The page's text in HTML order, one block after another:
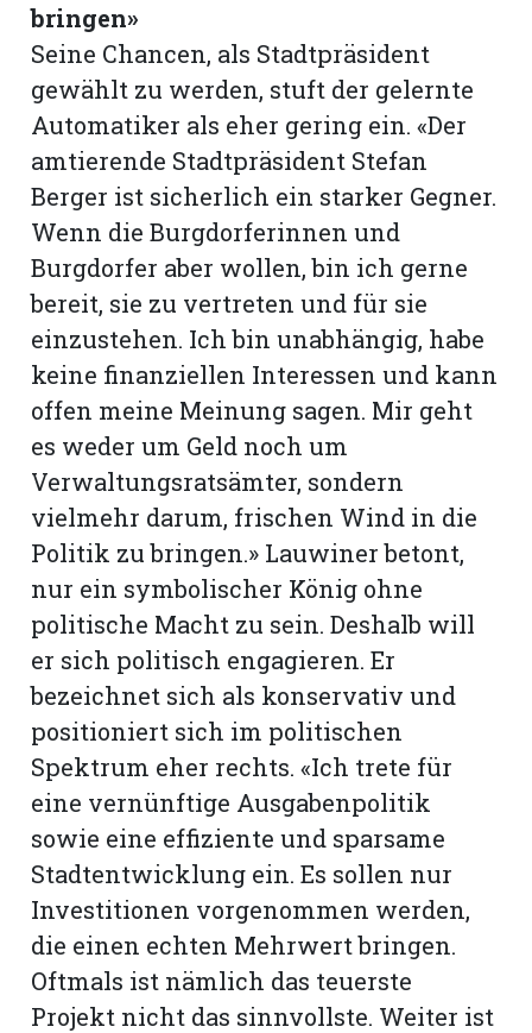
bringen»
Seine Chancen, als Stadtpräsident
gewählt zu werden, stuft der gelernte
Automatiker als eher gering ein. «Der
amtierende Stadtpräsident Stefan
Berger ist sicherlich ein starker Gegner.
Wenn die Burgdorferinnen und
Burgdorfer aber wollen, bin ich gerne
bereit, sie zu vertreten und für sie
einzustehen. Ich bin unabhängig, habe
keine finanziellen Interessen und kann
offen meine Meinung sagen. Mir geht
es weder um Geld noch um
Verwaltungsratsämter, sondern
vielmehr darum, frischen Wind in die
Politik zu bringen.» Lauwiner betont,
nur ein symbolischer König ohne
politische Macht zu sein. Deshalb will
er sich politisch engagieren. Er
bezeichnet sich als konservativ und
positioniert sich im politischen
Spektrum eher rechts. «Ich trete für
eine vernünftige Ausgabenpolitik
sowie eine effiziente und sparsame
Stadtentwicklung ein. Es sollen nur
Investitionen vorgenommen werden,
die einen echten Mehrwert bringen.
Oftmals ist nämlich das teuerste
Projekt nicht das sinnvollste. Weiter ist